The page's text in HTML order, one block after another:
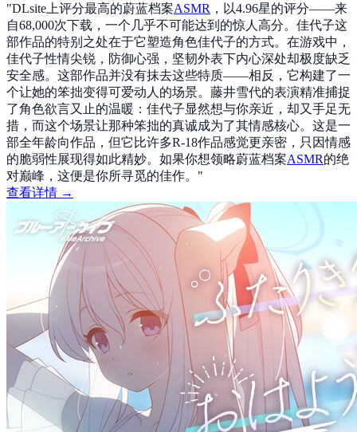
"DLsite上评分最高的蔚蓝档案ASMR ，以4.96星的评分——来
自68,000次下载，一个几乎不可能达到的惊人高分。佳代子这
部作品的特别之处在于它塑造角色佳代子的方式。在游戏中，
佳代子性情尖锐，防御心强，坚韧外表下内心深处却极度缺乏
安全感。这部作品并没有抹去这些特质——相反，它构建了一
个让她的笨拙变得可爱动人的场景。藤井雪代的表演精准捕捉
了角色欲言又止的温暖：佳代子显然想与你亲近，却又手足无
措，而这个场景让那种笨拙的真诚成为了其情感核心。这是一
部全年龄向作品，但它比许多R-18作品感觉更亲密，只因情感
的脆弱性展现得如此精妙。如果你想领略蔚蓝档案ASMR的绝
对巅峰，这便是你所寻觅的佳作。 "
查看详情 →